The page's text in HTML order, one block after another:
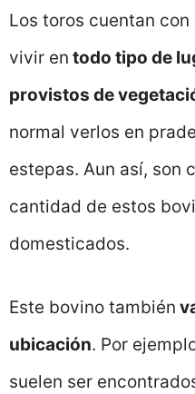
Los toros cuentan
vivir en todo tipo de
provistos de
normal verlos en
estepas. Aun así, son
cantidad de estos
domesticados.
Este bovino también
ubicación. Por
suelen ser